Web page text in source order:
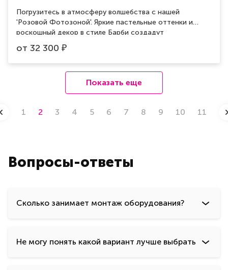
Погрузитесь в атмосферу волшебства с нашей
'Розовой Фотозоной'. Яркие пастельные оттенки и
роскошный декор в стиле Барби создадут
неповторимую обстановку для ваших фотографий.
Подарите себе и гостям опыт моды и роскоши в
уникальной розовой атмосфере.
от 32 300 ₽
Показать еще
1 2 3 4 5 6 7 8 9 10 11
Вопросы-ответы
Сколько занимает монтаж оборудования?
Не могу понять какой вариант лучше выбрать